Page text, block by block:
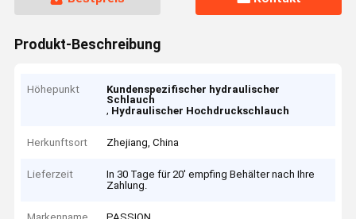
Produkt-Beschreibung
Höhepunkt
Kundenspezifischer hydraulischer
Schlauch
, Hydraulischer Hochdruckschlauch
Herkunftsort Zhejiang, China
Lieferzeit
In 30 Tage für 20' empfing Behälter nach Ihre
Zahlung.